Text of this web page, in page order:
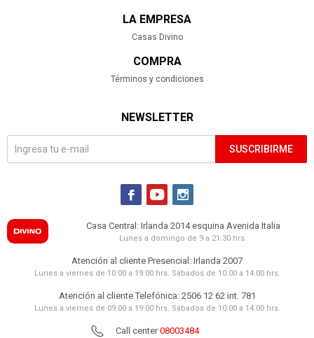
LA EMPRESA
Casas Divino
COMPRA
Términos y condiciones
NEWSLETTER
SUSCRIBIRME
  
Casa Central: Irlanda 2014 esquina Avenida Italia
Lunes a domingo de 9 a 21:30 hrs.
Atención al cliente Presencial: Irlanda 2007
Lunes a viernes de 10:00 a 19:00 hrs. Sábados de 10:00 a 14:00 hrs.
Atención al cliente Telefónica: 2506 12 62 int. 781
Lunes a viernes de 09:00 a 19:00 hrs. Sábados de 10:00 a 14:00 hrs.
Call center08003484